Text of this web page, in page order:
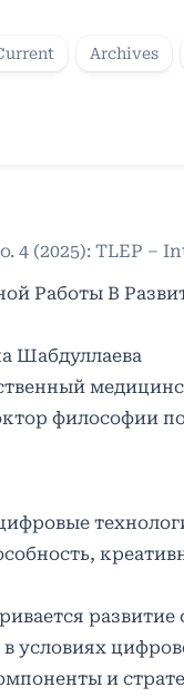
Archives
4 (2025): TLEP
Работы В
Шабдуллаева
философии
условиях
и